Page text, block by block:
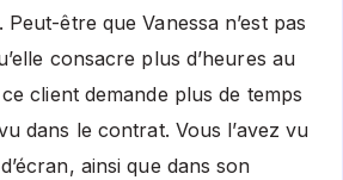
Peut-être que Vanessa n’est pas
consacre plus d’heures au
client demande plus de temps
dans le contrat. Vous l’avez vu
ainsi que dans son